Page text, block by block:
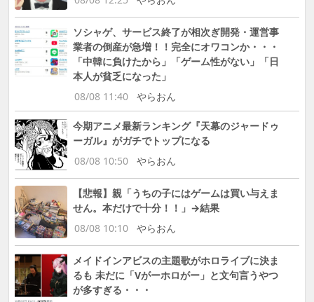
ソシャゲ、サービス終了が相次ぎ開発・運営事
業者の倒産が急増！！完全にオワコンか・・・
「中韓に負けたから」「ゲーム性がない」「日
本人が貧乏になった」
08/08 11:40
やらおん
今期アニメ最新ランキング『天幕のジャードゥ
ーガル』がガチでトップになる
08/08 10:50
やらおん
【悲報】親「うちの子にはゲームは買い与えま
せん。本だけで十分！！」→結果
08/08 10:10
やらおん
メイドインアビスの主題歌がホロライブに決ま
るも 未だに「Vがーホロがー」と文句言うやつ
が多すぎる・・・